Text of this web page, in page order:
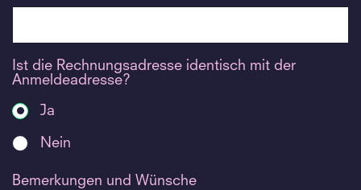
Ist die Rechnungsadresse identisch mit der
Anmeldeadresse?
Ja
Nein
Bemerkungen und Wünsche